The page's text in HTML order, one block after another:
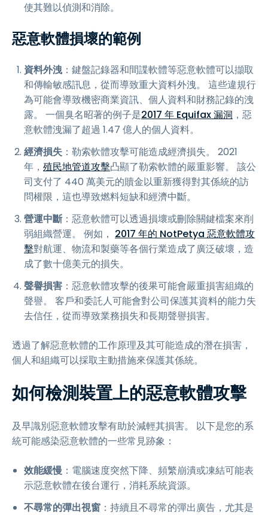
使其難以偵測和消除。
惡意軟體損壞的範例
資料外洩 ：鍵盤記錄器和間諜軟體等惡意軟體可以擷取
和傳輸敏感訊息，從而導致重大資料外洩。 這些違規行
為可能會導致機密商業資訊、個人資料和財務記錄的洩
露。 一個臭名昭著的例子是2017 年 Equifax 漏洞 ，惡
意軟體洩漏了超過 1.47 億人的個人資料。
經濟損失 ：勒索軟體攻擊可能造成經濟損失。 2021
年， 殖民地管道攻擊凸顯了勒索軟體的嚴重影響。 該公
司支付了 440 萬美元的贖金以重新獲得對其係統的訪
問權限，這也導致燃料短缺和經濟中斷。
營運中斷：惡意軟體可以透過損壞或刪除關鍵檔案來削
弱組織營運。 例如， 2017 年的 NotPetya 惡意軟體攻
擊對航運、物流和製藥等各個行業造成了廣泛破壞，造
成了數十億美元的損失。
聲譽損害 ：惡意軟體攻擊的後果可能會嚴重損害組織的
聲譽。 客戶和委託人可能會對公司保護其資料的能力失
去信任，從而導致業務損失和長期聲譽損害。
透過了解惡意軟體的工作原理及其可能造成的潛在損害，
個人和組織可以採取主動措施來保護其係統。
如何檢測裝置上的惡意軟體攻擊
及早識別惡意軟體攻擊有助於減輕其損害。 以下是您的系
統可能感染惡意軟體的一些常見跡象：
效能緩慢 ：電腦速度突然下降、頻繁崩潰或凍結可能表
示惡意軟體在後台運行，消耗系統資源。
不尋常的彈出視窗 ：持續且不尋常的彈出廣告，尤其是